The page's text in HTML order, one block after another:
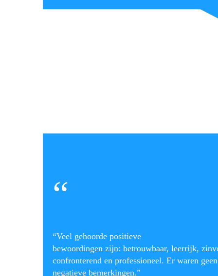
“
“Veel gehoorde positieve
bewoordingen zijn: betrouwbaar, leerrijk,
confronterend en professioneel. Er waren geen
negatieve bemerkingen.”